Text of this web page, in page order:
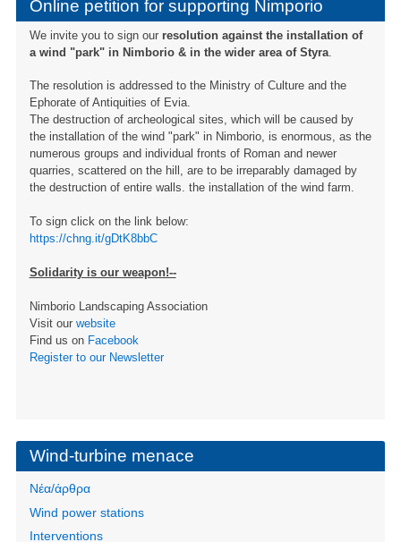
Online petition for supporting Nimporio
We invite you to sign our resolution against the installation of
a wind "park" in Nimborio & in the wider area of ​​Styra.
The resolution is addressed to the Ministry of Culture and the
Ephorate of Antiquities of Evia.
The destruction of archeological sites, which will be caused by
the installation of the wind "park" in Nimborio, is enormous, as the
numerous groups and individual fronts of Roman and newer
quarries, scattered on the hill, are to be irreparably damaged by
the destruction of entire walls. the installation of the wind farm.
To sign click on the link below:
https://chng.it/gDtK8bbC
Solidarity is our weapon!--
Nimborio Landscaping Association
Visit our website
Find us on Facebook
Register to our Newsletter
Wind-turbine menace
Νέα/άρθρα
Wind power stations
Interventions